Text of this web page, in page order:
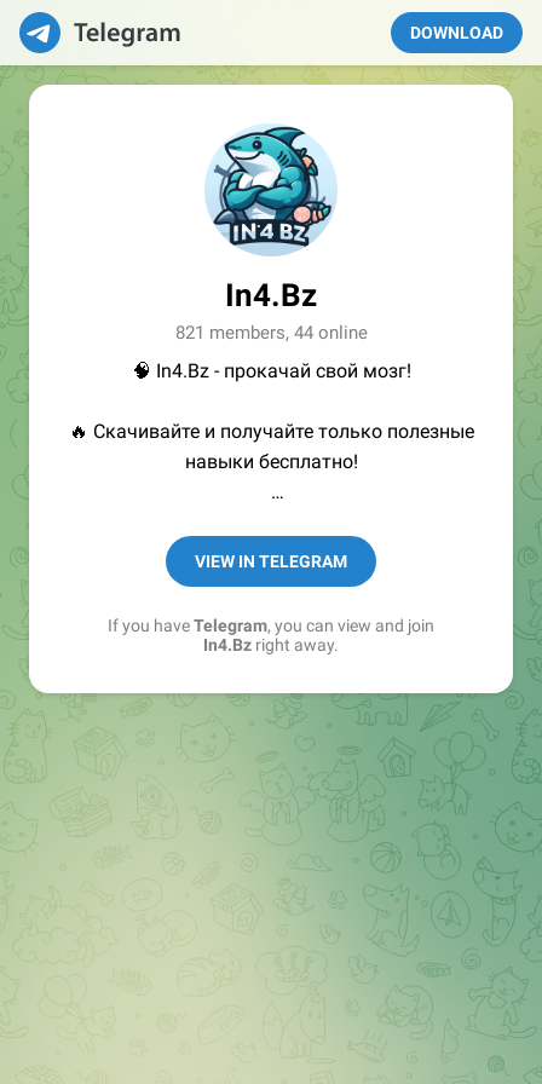
DOWNLOAD
In4.Bz
821 members, 44 online
🧠 In4.Bz - прокачай свой мозг!
🔥 Скачивайте и получайте только полезные
навыки бесплатно!
➖ in4.bz/
➖ https://t.me/in4bz
➖ twitter.com/bz_in4
➖ https://t.me/in4news
VIEW IN TELEGRAM
If you haveTelegram, you can view and join
In4.Bz right away.